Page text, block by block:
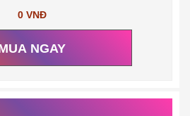
0 VNĐ
NGAY